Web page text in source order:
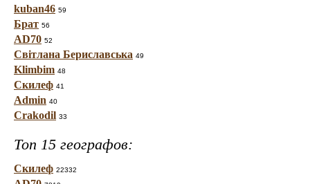
kuban46 59
Брат 56
AD70 52
Світлана Бериславська 49
Klimbim 48
Скилеф 41
Admin 40
Crakodil 33
Топ 15 географов:
Скилеф 22332